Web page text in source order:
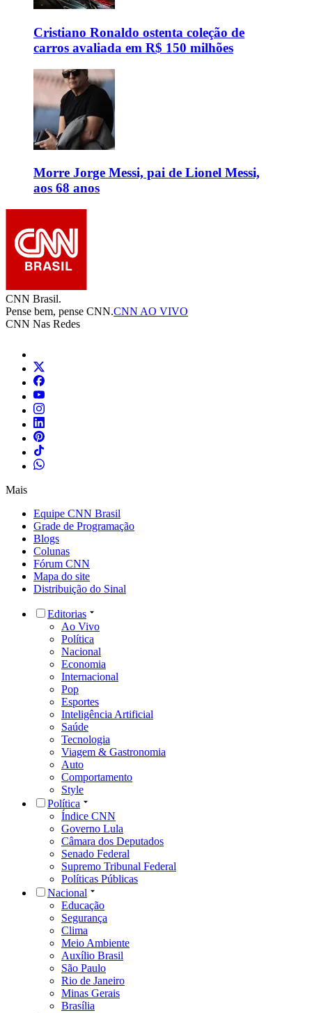
Cristiano Ronaldo ostenta coleção de
carros avaliada em R$ 150 milhões
Morre Jorge Messi, pai de Lionel Messi,
aos 68 anos
CNN Brasil.
Pense bem, pense CNN.CNN AO VIVO
CNN Nas Redes
Mais
Equipe CNN Brasil
Grade de Programação
Blogs
Colunas
Fórum CNN
Mapa do site
Distribuição do Sinal
Editorias
Ao Vivo
Política
Nacional
Economia
Internacional
Pop
Esportes
Inteligência Artificial
Saúde
Tecnologia
Viagem & Gastronomia
Auto
Comportamento
Style
Política
Índice CNN
Governo Lula
Câmara dos Deputados
Senado Federal
Supremo Tribunal Federal
Políticas Públicas
Nacional
Educação
Segurança
Clima
Meio Ambiente
Auxílio Brasil
São Paulo
Rio de Janeiro
Minas Gerais
Brasília